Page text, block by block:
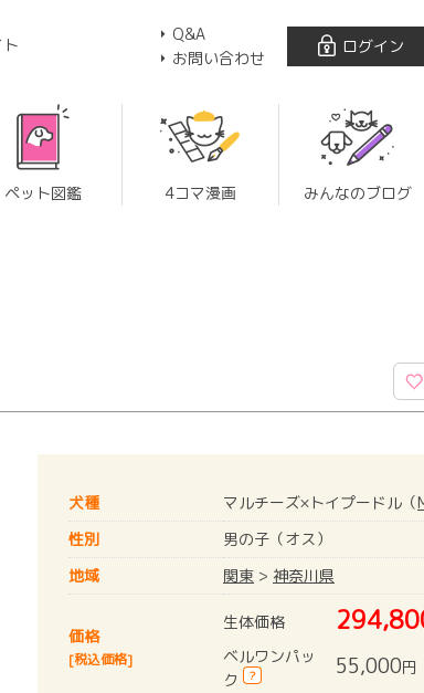
Q&A
お問い合わせ
ログイン
ペット図鑑 4コマ漫画 みんなのブログ
犬種 マルチーズ×トイプードル（
性別
男の子（オス）
地域
関東 > 神奈川県
価格
[税込価格]
生体価格
ベルワンパッ
ク
? 55,000円